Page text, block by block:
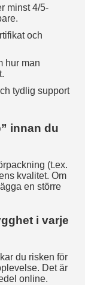
minst 4/5-
och
hur man
tydlig support
innan du
(t.ex.
kvalitet. Om
en större
i varje
du risken för
Det är
online.